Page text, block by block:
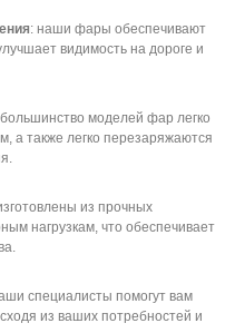
: наши фары обеспечивают
видимость на дороге и
моделей фар легко
а также легко перезаряжаются
из прочных
нагрузкам, что обеспечивает
специалисты помогут вам
из ваших потребностей и